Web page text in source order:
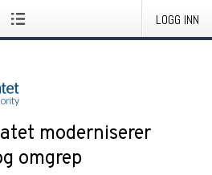
LOGG INN
moderniserer
omgrep